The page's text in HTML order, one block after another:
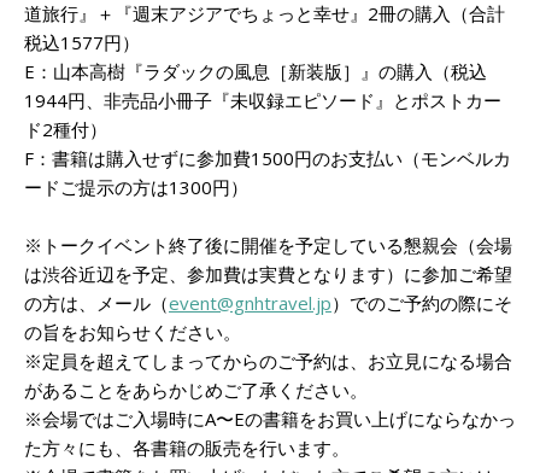
道旅行』＋『週末アジアでちょっと幸せ』2冊の購入（合計
税込1577円）
E：山本高樹『ラダックの風息［新装版］』の購入（税込
1944円、非売品小冊子『未収録エピソード』とポストカー
ド2種付）
F：書籍は購入せずに参加費1500円のお支払い（モンベルカ
ードご提示の方は1300円）
※トークイベント終了後に開催を予定している懇親会（会場
は渋谷近辺を予定、参加費は実費となります）に参加ご希望
の方は、メール（event@gnhtravel.jp）でのご予約の際にそ
の旨をお知らせください。
※定員を超えてしまってからのご予約は、お立見になる場合
があることをあらかじめご了承ください。
※会場ではご入場時にA〜Eの書籍をお買い上げにならなかっ
た方々にも、各書籍の販売を行います。